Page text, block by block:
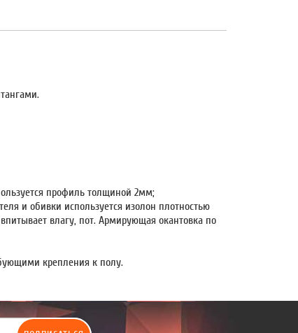
профиль толщиной 2мм;
и обивки используется изолон плотностью
влагу, пот. Армирующая окантовка по
крепления к полу.